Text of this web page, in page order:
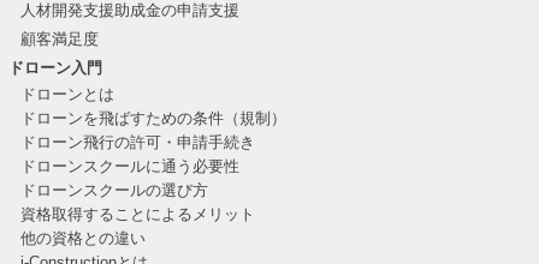
人材開発支援助成金の申請支援
顧客満足度
ドローン入門
ドローンとは
ドローンを飛ばすための条件（規制）
ドローン飛行の許可・申請手続き
ドローンスクールに通う必要性
ドローンスクールの選び方
資格取得することによるメリット
他の資格との違い